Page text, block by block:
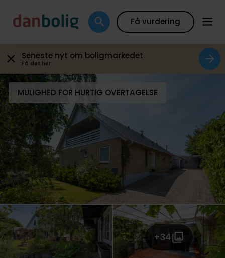
Få vurdering
Seneste nyt om boligmarkedet
Få det her
+34
MULIGHED FOR HURTIG OVERTAGELSE
Boligfakta Kort Beregn boliglån Sælger siger